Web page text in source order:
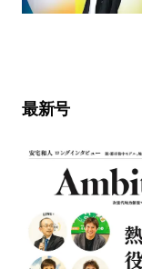
最新号